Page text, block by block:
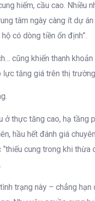
hiếm, cầu cao. Nhiều
tâm ngày càng ít dự
có dòng tiền ổn định”.
cũng khiến thanh
tăng giá trên thị
ở thực tăng cao, hạ tầng
hầu hết đánh giá
cung trong khi thừa
trạng này – chẳng